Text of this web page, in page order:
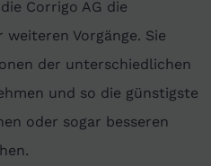
Corrigo AG die
Vorgänge. Sie
der unterschiedlichen
und so die günstigste
oder sogar besseren